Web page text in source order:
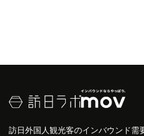
訪日外国人観光客のインバウンド需